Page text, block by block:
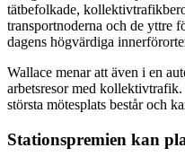
tätbefolkade,
transportnoderna och de yttre
dagens högvärdiga
Wallace menar att även i en
arbetsresor med
största mötesplats består och
Stationspremien kan